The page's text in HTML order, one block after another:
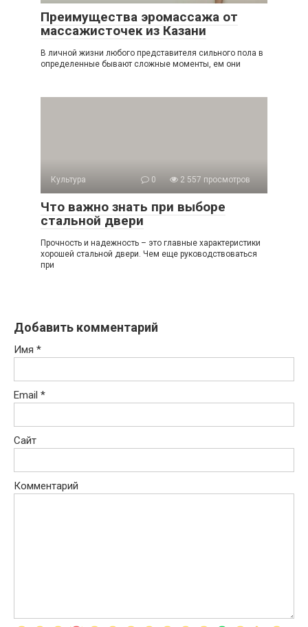
Преимущества эромассажа от
массажисточек из Казани
В личной жизни любого представителя сильного пола в
определенные бывают сложные моменты, ем они
Культура 0 2 557 просмотров
Что важно знать при выборе
стальной двери
Прочность и надежность – это главные характеристики
хорошей стальной двери. Чем еще руководствоваться
при
Добавить комментарий
Имя *
Email *
Сайт
Комментарий